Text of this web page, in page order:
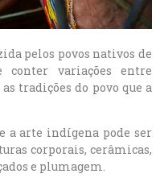
pelos povos nativos de
conter variações entre
tradições do povo que a
a arte indígena pode ser
corporais, cerâmicas,
e plumagem.